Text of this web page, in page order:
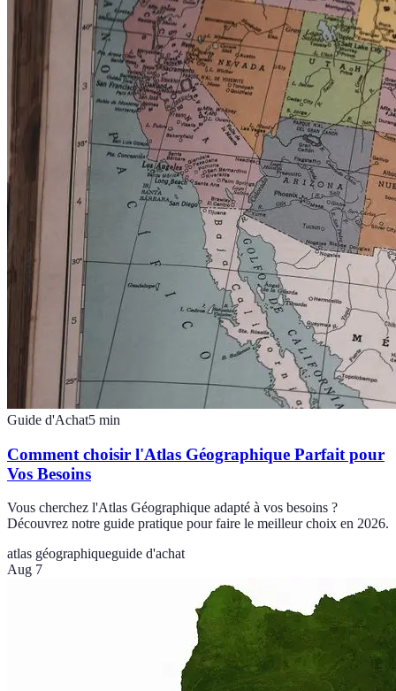
Guide d'Achat5 min
Comment choisir l'Atlas Géographique Parfait pour
Vos Besoins
Vous cherchez l'Atlas Géographique adapté à vos besoins ?
Découvrez notre guide pratique pour faire le meilleur choix en 2026.
atlas géographiqueguide d'achat
Aug 7